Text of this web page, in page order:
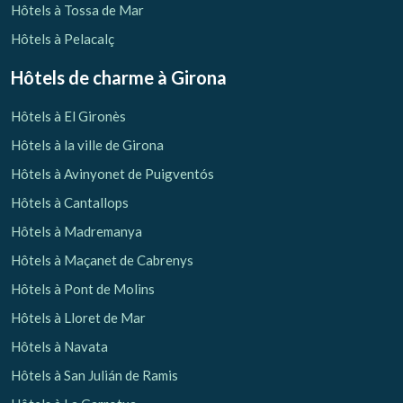
Hôtels à Tossa de Mar
Hôtels à Pelacalç
Hôtels de charme à Girona
Hôtels à El Gironès
Hôtels à la ville de Girona
Hôtels à Avinyonet de Puigventós
Hôtels à Cantallops
Hôtels à Madremanya
Hôtels à Maçanet de Cabrenys
Hôtels à Pont de Molins
Hôtels à Lloret de Mar
Hôtels à Navata
Hôtels à San Julián de Ramis